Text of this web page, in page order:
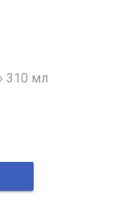
310 мл